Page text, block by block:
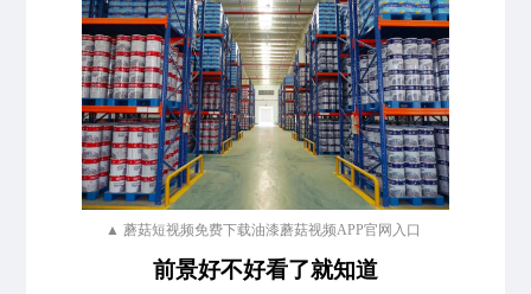
▲ 蘑菇短视频免费下载油漆蘑菇视频APP官网入口
前景好不好看了就知道